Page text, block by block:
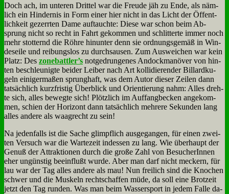
Doch ach, im un­te­ren Drit­tel war die Freu­de jäh zu En­de, als näm­
lich ein Hin­der­nis in Form ei­ner hier nicht in das Licht der Öf­fent­
lich­keit ge­zerr­ten Da­me auf­tauch­te: Die­se war schon beim Ab­
sprung nicht so recht in Fahrt ge­kom­men und schlit­ter­te im­mer noch
mehr stot­ternd die Röh­re hin­un­ter denn sie ord­nungs­ge­mäß in Win­
des­ei­le und rei­bungs­los zu durchsau­sen. Zum Aus­wei­chen war kein
Platz: Des zonebattler’s not­ge­drun­ge­nes An­dock­ma­nö­ver von hin­
ten be­schleu­nig­te bei­der Lei­ber nach Art kol­li­die­ren­der Bil­lard­ku­
geln ei­ni­ger­ma­ßen sprung­haft, was dem Au­tor die­ser Zei­len dann
tat­säch­lich kurz­fri­stig Über­blick und Ori­en­tie­rung nahm: Al­les dreh­
te sich, al­les be­weg­te sich! Plötz­lich im Auf­fang­becken an­ge­kom­
men, schien der Ho­ri­zont dann tat­säch­lich meh­re­re Se­kun­den lang
al­les an­de­re als waag­recht zu sein!
Na je­den­falls ist die Sa­che glimpf­lich aus­ge­gan­gen, für ei­nen zwei­
ten Ver­such war die War­te­zeit in­des­sen zu lang. Wie über­haupt der
Ge­nuß der At­trak­tio­nen durch die gro­ße Zahl von Be­su­che­rIn­nen
eher un­gün­stig be­ein­flußt wur­de. Aber man darf nicht meckern, für
lau war der Tag al­les an­de­re als mau! Nun frei­lich sind die Kno­chen
schwer und die Mus­keln recht­schaf­fen mü­de, da soll ei­ne Brot­zeit
jetzt den Tag run­den. Was man beim Was­ser­sport in je­dem Fal­le da­